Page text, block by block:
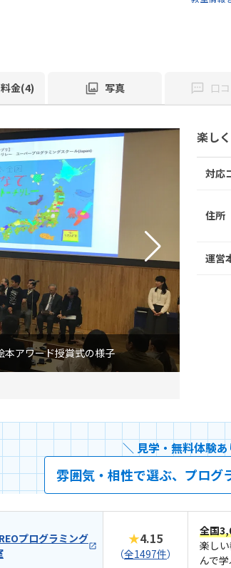
金(4) 写真 口
本アワード授賞式の様子
楽し
対応
住所
運営
＼ 見学・無料体験
雰囲気・相性で選ぶ、プログ
プログラミング
★4.15
（全1497件）
全国
楽し
んで学